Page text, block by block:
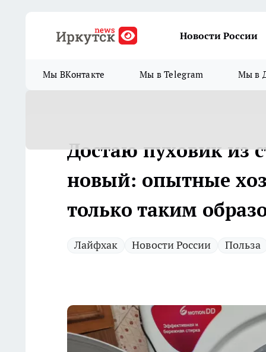
Новости России
Мы ВКонтакте Мы в Telegram Мы в
Достаю пуховик из
новый: опытные
только таким
Лайфхак Новости России Польза